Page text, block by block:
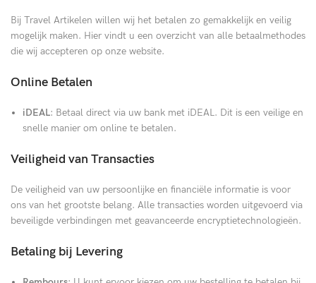
Bij Travel Artikelen willen wij het betalen zo gemakkelijk en veilig
mogelijk maken. Hier vindt u een overzicht van alle betaalmethodes
die wij accepteren op onze website.
Online Betalen
iDEAL: Betaal direct via uw bank met iDEAL. Dit is een veilige en
snelle manier om online te betalen.
Veiligheid van Transacties
De veiligheid van uw persoonlijke en financiële informatie is voor
ons van het grootste belang. Alle transacties worden uitgevoerd via
beveiligde verbindingen met geavanceerde encryptietechnologieën.
Betaling bij Levering